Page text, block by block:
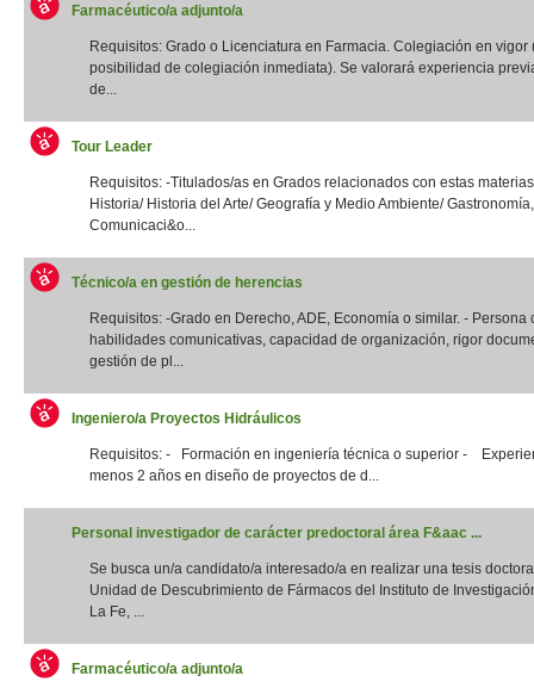
Farmacéutico/a adjunto/a
Requisitos: Grado o Licenciatura en Farmacia. Colegiación en vigor
posibilidad de colegiación inmediata). Se valorará experiencia
de...
Tour Leader
Requisitos: -Titulados/as en Grados relacionados con estas
Historia/ Historia del Arte/ Geografía y Medio Ambiente/ Gastronomía,
Comunicaci&o...
Técnico/a en gestión de herencias
Requisitos: -Grado en Derecho, ADE, Economía o similar. - Persona
habilidades comunicativas, capacidad de organización, rigor
gestión de pl...
Ingeniero/a Proyectos Hidráulicos
Requisitos: - Formación en ingeniería técnica o superior -
menos 2 años en diseño de proyectos de d...
Personal investigador de carácter predoctoral área F&aac ...
Se busca un/a candidato/a interesado/a en realizar una tesis
Unidad de Descubrimiento de Fármacos del Instituto de
La Fe, ...
Farmacéutico/a adjunto/a